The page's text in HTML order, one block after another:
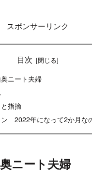
スポンサーリンク
目次
ニート夫婦
指摘
2022年になって2か月な
ニート夫婦